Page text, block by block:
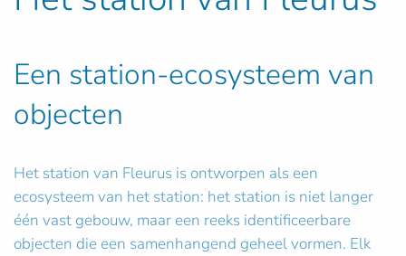
Een station-ecosysteem van
objecten
Het station van Fleurus is ontworpen als een
ecosysteem van het station: het station is niet langer
één vast gebouw, maar een reeks identificeerbare
objecten die een samenhangend geheel vormen. Elk